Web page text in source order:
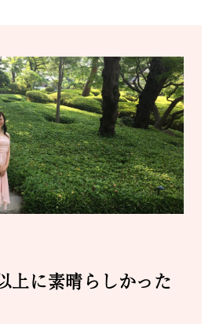
上に素晴らしかった